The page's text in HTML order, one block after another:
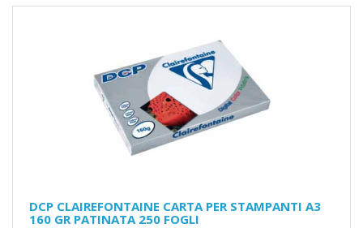
DCP CLAIREFONTAINE CARTA PER STAMPANTI A3
160 GR PATINATA 250 FOGLI